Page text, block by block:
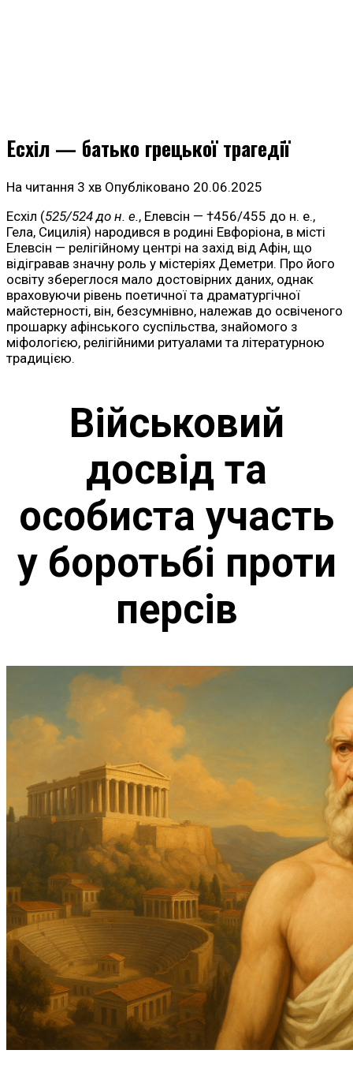
Есхіл — батько грецької трагедії
На читання 3 хв Опубліковано 20.06.2025
Есхіл (525/524 до н. е., Елевсін — †456/455 до н. е.,
Гела, Сицилія) народився в родині Евфоріона, в місті
Елевсін — релігійному центрі на захід від Афін, що
відігравав значну роль у містеріях Деметри. Про його
освіту збереглося мало достовірних даних, однак
враховуючи рівень поетичної та драматургічної
майстерності, він, безсумнівно, належав до освіченого
прошарку афінського суспільства, знайомого з
міфологією, релігійними ритуалами та літературною
традицією.
Військовий
досвід та
особиста участь
у боротьбі проти
персів